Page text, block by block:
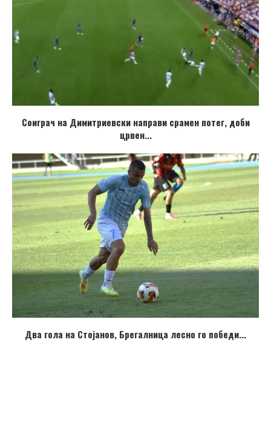
Соиграч на Димитриевски направи срамен потег, доби
црвен...
Два гола на Стојанов, Брегалница лесно го победи...